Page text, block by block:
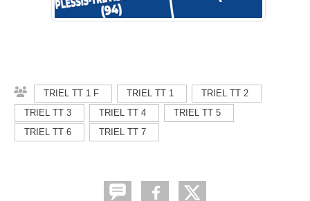
TRIEL TT 1 F TRIEL TT 1
TRIEL TT 2
TRIEL TT 3
TRIEL TT 4
TRIEL TT 5
TRIEL TT 6
TRIEL TT 7